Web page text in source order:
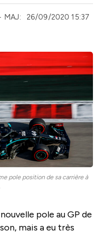
MAJ: 26/09/2020 15:37
pole position de sa carrière à
pole au GP de
mais a eu très